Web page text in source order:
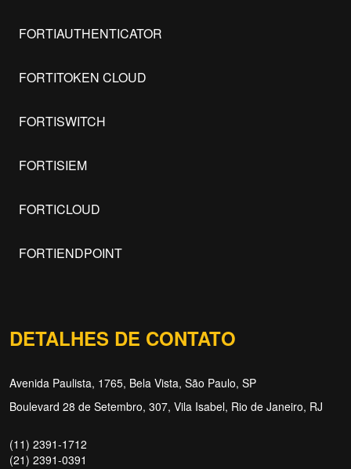
FORTIAUTHENTICATOR
FORTITOKEN CLOUD
FORTISWITCH
FORTISIEM
FORTICLOUD
FORTIENDPOINT
DETALHES DE CONTATO
Avenida Paulista, 1765, Bela Vista, São Paulo, SP
Boulevard 28 de Setembro, 307, Vila Isabel, Rio de Janeiro, RJ
(11) 2391-1712
(21) 2391-0391